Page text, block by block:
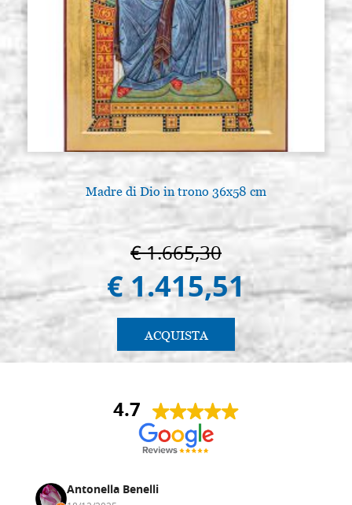
Madre di Dio in trono 36x58 cm
€ 1.665,30
€ 1.415,51
ACQUISTA
4.7
Antonella Benelli